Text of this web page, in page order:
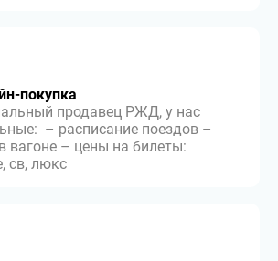
покупка
продавец РЖД, у нас
– расписание поездов –
вагоне – цены на билеты:
св, люкс